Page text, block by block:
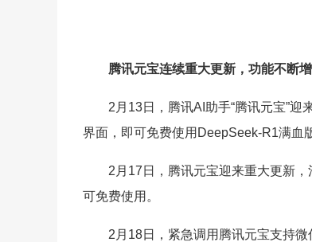
腾讯元宝连续重大更新，功能不断
2月13日，腾讯AI助手“腾讯元宝”
界面，即可免费使用DeepSeek-R1满血
2月17日，腾讯元宝迎来重大更新
可免费使用。
2月18日，紧急调用腾讯元宝支持